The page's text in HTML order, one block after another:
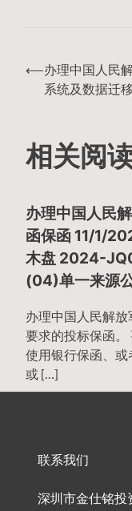
文
章
导
航
⟵办理中国人民
系统及数据迁
相关阅
办理中国人民
函保函 11/1/
木盘 2024-
(04)单一来源
办理中国人民解
要求的投标保函
使用银行保函、或
或 […]
联系我们
深圳市金仕铭投